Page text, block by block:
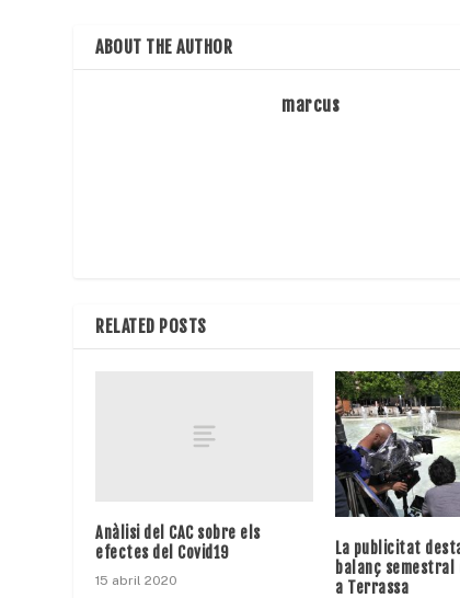
ABOUT THE AUTHOR
marcus
RELATED POSTS
Anàlisi del CAC sobre els
efectes del Covid19
15 abril 2020
La publicitat
balanç semestral
a Terrassa